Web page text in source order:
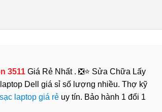
3511 Giá Rẻ Nhất . ❎⭐ Sửa Chữa Lấy
Dell giá sỉ số lượng nhiều. Thợ kỹ
laptop giá rẻ uy tín. Bảo hành 1 đổi 1